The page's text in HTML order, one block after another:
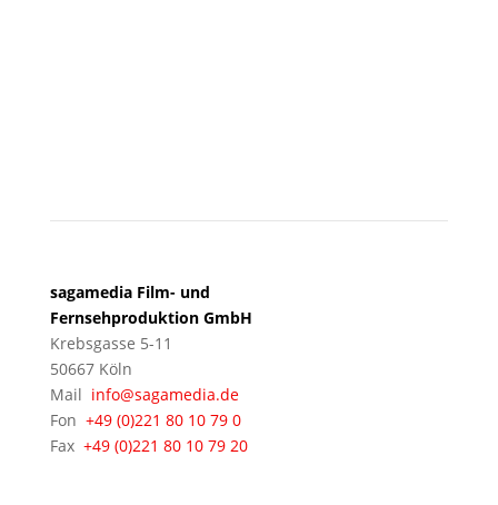
sagamedia Film- und
Fernsehproduktion GmbH
Krebsgasse 5-11
50667 Köln
Mail info@sagamedia.de
Fon +49 (0)221 80 10 79 0
Fax +49 (0)221 80 10 79 20